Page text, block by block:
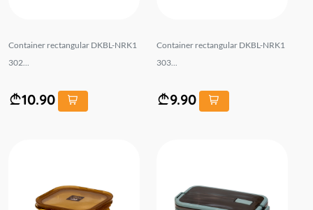
Container rectangular DKBL-NRK1
302...
10.90
Container rectangular DKBL-NRK1
303...
9.90